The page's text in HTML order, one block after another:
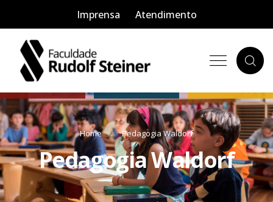
Imprensa Atendimento
Home Pedagogia Waldorf
Pedagogia Waldorf